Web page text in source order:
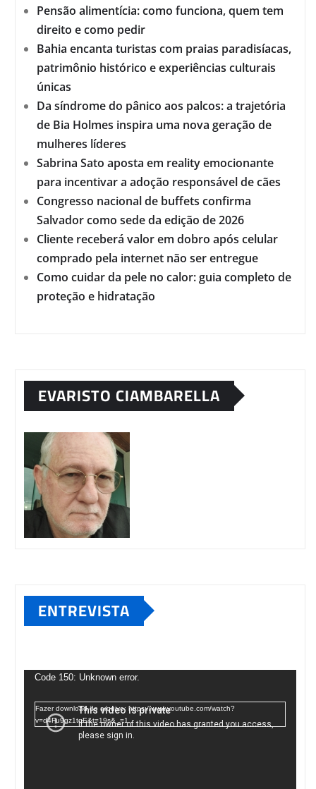
Pensão alimentícia: como funciona, quem tem
direito e como pedir
Bahia encanta turistas com praias paradisíacas,
patrimônio histórico e experiências culturais
únicas
Da síndrome do pânico aos palcos: a trajetória
de Bia Holmes inspira uma nova geração de
mulheres líderes
Sabrina Sato aposta em reality emocionante
para incentivar a adoção responsável de cães
Congresso nacional de buffets confirma
Salvador como sede da edição de 2026
Cliente receberá valor em dobro após celular
comprado pela internet não ser entregue
Como cuidar da pele no calor: guia completo de
proteção e hidratação
EVARISTO CIAMBARELLA
ENTREVISTA
deCode 150: Unknown error.
Fazer download do arquivo: https://www.youtube.com/watch?
v=d4Fu9gz1tqE&t=19s&_=1